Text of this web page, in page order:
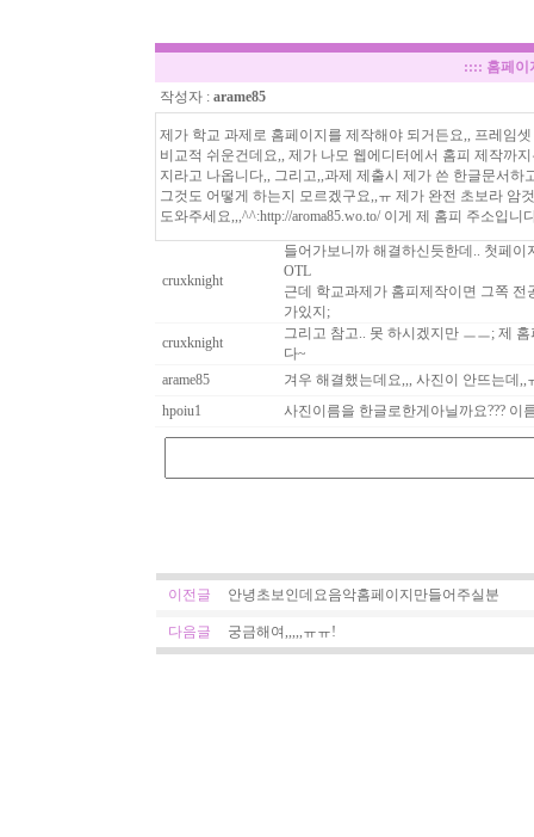
:::: 홈페이
작성자 : arame85
제가 학교 과제로 홈페이지를 제작해야 되거든요,, 프레임
비교적 쉬운건데요,, 제가 나모 웹에디터에서 홈피 제작까
지라고 나옵니다,, 그리고,,과제 제출시 제가 쓴 한글문서
그것도 어떻게 하는지 모르겠구요,,ㅠ 제가 완전 초보라 암
도와주세요,,,^^:http://aroma85.wo.to/ 이게 제 홈피 주소입
cruxknight
들어가보니까 해결하신듯한데.. 첫페이
OTL
근데 학교과제가 홈피제작이면 그쪽
가있지;
cruxknight
그리고 참고.. 못 하시겠지만 ㅡㅡ; 제
다~
arame85
겨우 해결했는데요,,, 사진이 안뜨는데
hpoiu1
사진이름을 한글로한게아닐까요???
이전글 안녕초보인데요음악홈페이지만들어주실분
다음글 궁금해여,,,,,ㅠㅠ!